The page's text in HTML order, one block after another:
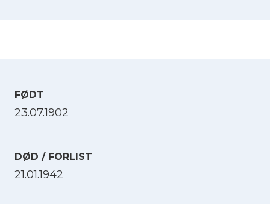
FØDT
23.07.1902
DØD / FORLIST
21.01.1942